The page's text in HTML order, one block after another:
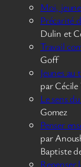
Moi,
Précarité
Dulin et
Travail
Goff
Jeunes
par
Le sens
Gomez
Penser
par
Baptiste
Repenser